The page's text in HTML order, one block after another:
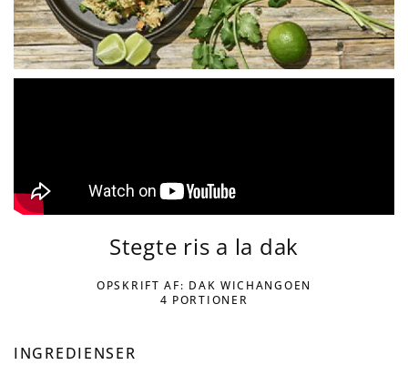
Stegte ris a la dak
OPSKRIFT AF: DAK WICHANGOEN
4 PORTIONER
INGREDIENSER